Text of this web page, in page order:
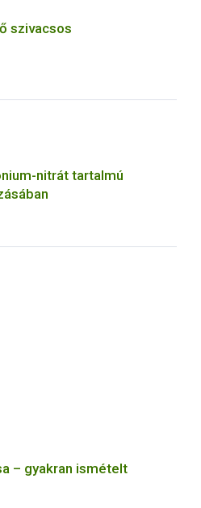
szivacsos
nitrát tartalmú
– gyakran ismételt